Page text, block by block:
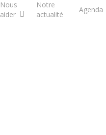
Nous
aider
Notre
actualité
Agenda